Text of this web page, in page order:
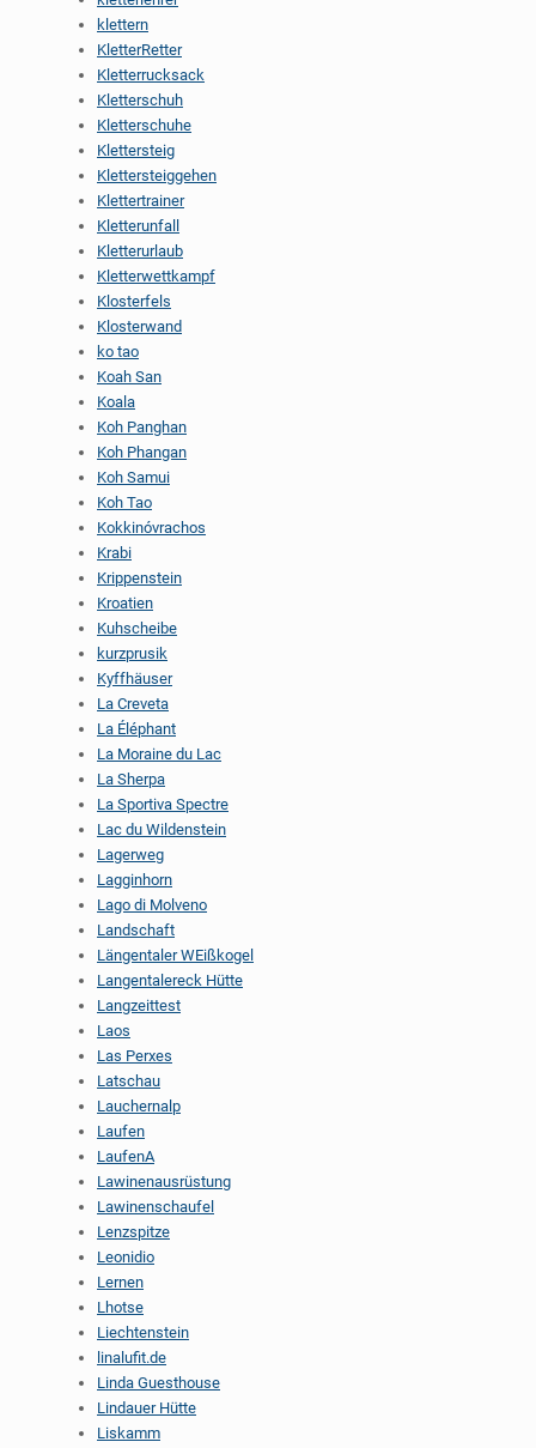
klettern
KletterRetter
Kletterrucksack
Kletterschuh
Kletterschuhe
Klettersteig
Klettersteiggehen
Klettertrainer
Kletterunfall
Kletterurlaub
Kletterwettkampf
Klosterfels
Klosterwand
ko tao
Koah San
Koala
Koh Panghan
Koh Phangan
Koh Samui
Koh Tao
Kokkinóvrachos
Krabi
Krippenstein
Kroatien
Kuhscheibe
kurzprusik
Kyffhäuser
La Creveta
La Éléphant
La Moraine du Lac
La Sherpa
La Sportiva Spectre
Lac du Wildenstein
Lagerweg
Lagginhorn
Lago di Molveno
Landschaft
Längentaler WEißkogel
Langentalereck Hütte
Langzeittest
Laos
Las Perxes
Latschau
Lauchernalp
Laufen
LaufenA
Lawinenausrüstung
Lawinenschaufel
Lenzspitze
Leonidio
Lernen
Lhotse
Liechtenstein
linalufit.de
Linda Guesthouse
Lindauer Hütte
Liskamm